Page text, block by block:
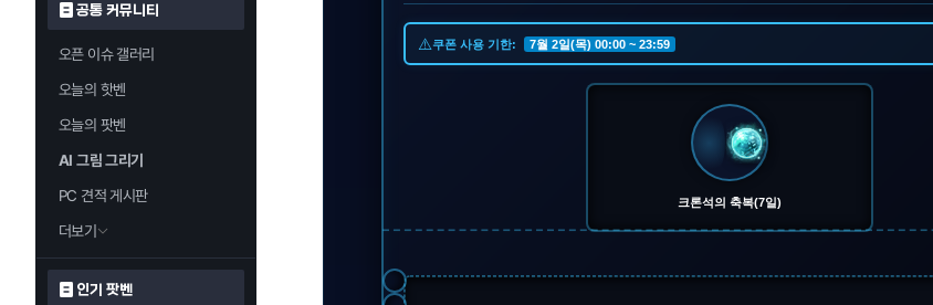
공통 커뮤니티
오픈 이슈 갤러리
오늘의 핫벤
오늘의 팟벤
AI 그림 그리기
PC 견적 게시판
더보기
인기 팟벤
⚠️쿠폰 사용 기한: 7월 2일(목) 00:00 ~ 23:59
크론석의 축복(7일)